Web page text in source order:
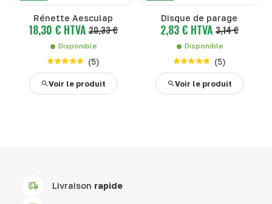
Rénette Aesculap
18,30 € HTVA 20,33 €
Disponible
(5)
Voir le produit
Disque de parage
2,83 € HTVA 3,14 €
Disponible
(5)
Voir le produit
Livraison rapide